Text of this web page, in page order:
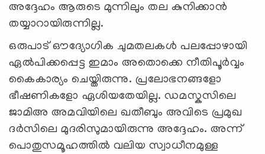
അദ്ദേഹം ആരുടെ മുന്നിലും തല കുനിക്കാൻ
തയ്യാറായിരുന്നില്ല.
ഒരുപാട് ഔദ്യോഗിക ചുമതലകൾ പലപ്പോഴായി
ഏൽപിക്കപ്പെട്ട ഇമാം അതൊക്കെ നീതിപൂർവ്വം
കൈകാര്യം ചെയ്തിരുന്നു. പ്രലോഭനങ്ങളോ
ഭീഷണികളോ ഏശിയതേയില്ല. ഡമസ്കസിലെ
ജാമിഅ അമവിയിലെ ഖതീബും അവിടെ പ്രമുഖ
ദർസിലെ മുദരിസുമായിരുന്നു അദ്ദേഹം. അന്ന്
പൊതുസമൂഹത്തിൽ വലിയ സ്വാധീനമുള്ള